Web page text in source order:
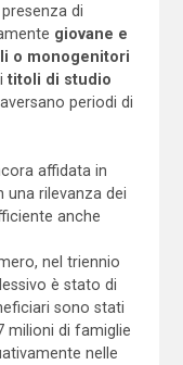
di
giovane e
o monogenitori
titoli di studio
periodi di
affidata in
rilevanza dei
anche
nel triennio
è stato di
sono stati
milioni di famiglie
nelle